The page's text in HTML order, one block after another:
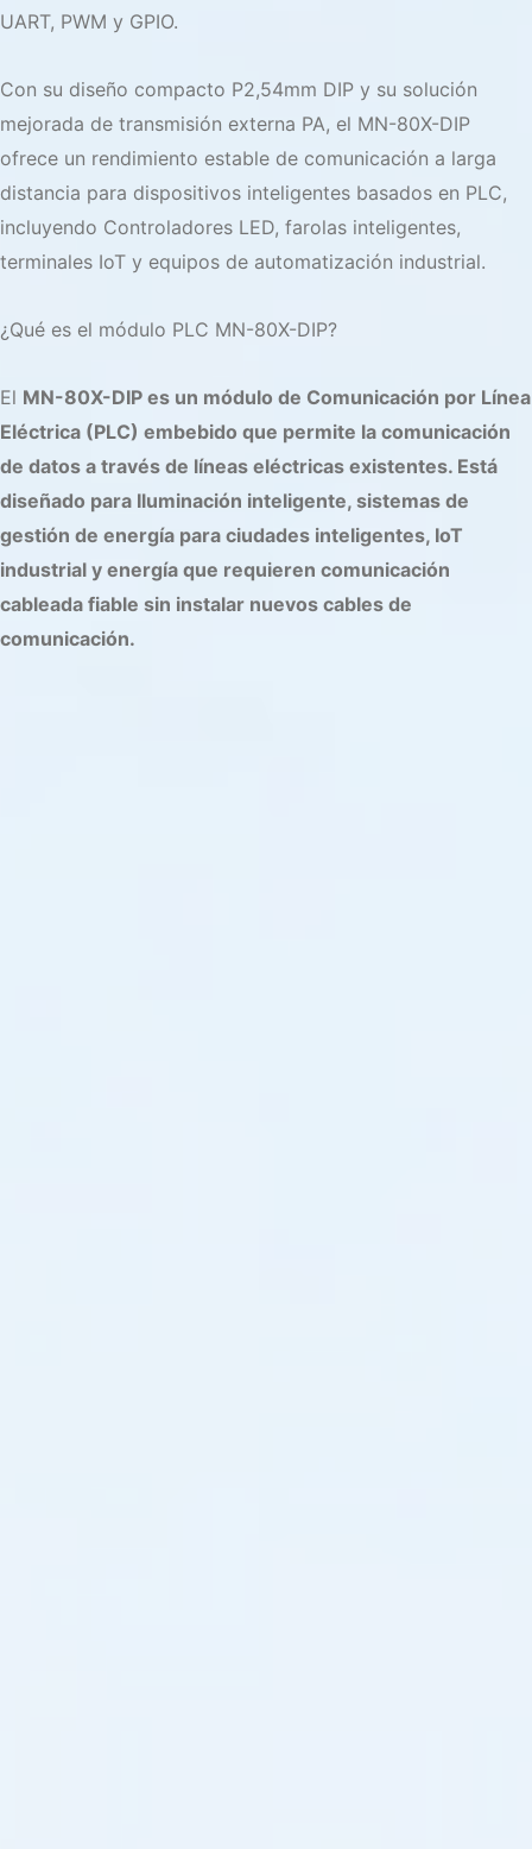
UART, PWM y GPIO.
Con su diseño compacto P2,54mm DIP y su solución
mejorada de transmisión externa PA, el MN-80X-DIP
ofrece un rendimiento estable de comunicación a larga
distancia para dispositivos inteligentes basados en PLC,
incluyendo Controladores LED, farolas inteligentes,
terminales IoT y equipos de automatización industrial.
¿Qué es el módulo PLC MN-80X-DIP?
El MN-80X-DIP es un módulo de Comunicación por Línea
Eléctrica (PLC) embebido que permite la comunicación
de datos a través de líneas eléctricas existentes. Está
diseñado para Iluminación inteligente, sistemas de
gestión de energía para ciudades inteligentes, IoT
industrial y energía que requieren comunicación
cableada fiable sin instalar nuevos cables de
comunicación.